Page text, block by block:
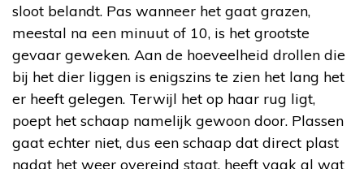
sloot belandt. Pas wanneer het gaat grazen,
meestal na een minuut of 10, is het grootste
gevaar geweken. Aan de hoeveelheid drollen die
bij het dier liggen is enigszins te zien het lang het
er heeft gelegen. Terwijl het op haar rug ligt,
poept het schaap namelijk gewoon door. Plassen
gaat echter niet, dus een schaap dat direct plast
nadat het weer overeind staat, heeft vaak al wat